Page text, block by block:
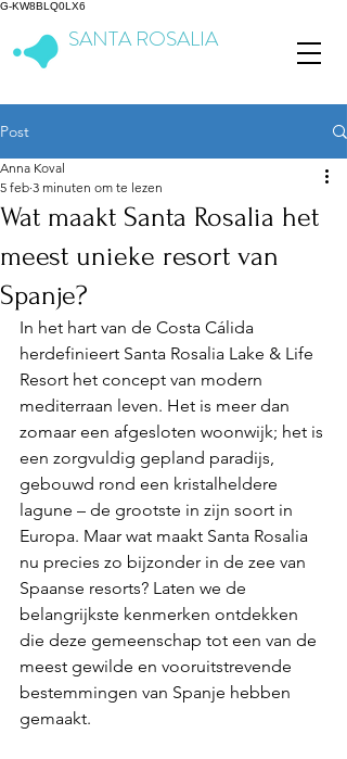
G-KW8BLQ0LX6
SANTA ROSALIA
Post
Wat maakt Santa Rosalia het
meest unieke resort van
Spanje?
Anna Koval
5 feb 3 minuten om te lezen
In het hart van de Costa Cálida
herdefinieert Santa Rosalia Lake & Life
Resort het concept van modern
mediterraan leven. Het is meer dan
zomaar een afgesloten woonwijk; het is
een zorgvuldig gepland paradijs,
gebouwd rond een kristalheldere
lagune – de grootste in zijn soort in
Europa. Maar wat maakt Santa Rosalia
nu precies zo bijzonder in de zee van
Spaanse resorts? Laten we de
belangrijkste kenmerken ontdekken
die deze gemeenschap tot een van de
meest gewilde en vooruitstrevende
bestemmingen van Spanje hebben
gemaakt.